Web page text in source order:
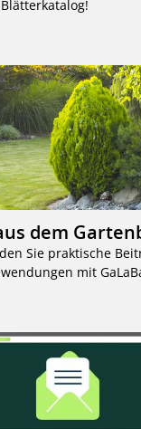
dem
Sie praktische
mit